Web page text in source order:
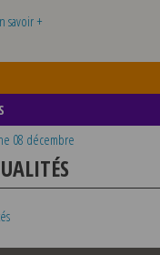
savoir +
08 décembre